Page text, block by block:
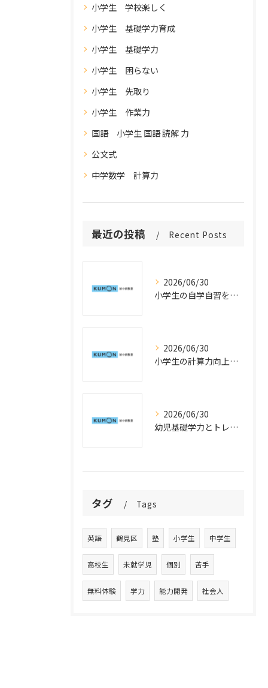
小学生 学校楽しく
小学生 基礎学力育成
小学生 基礎学力
小学生 困らない
小学生 先取り
小学生 作業力
国語 小学生 国語 読解 力
公文式
中学数学 計算力
最近の投稿 Recent Posts
2026/06/30
小学生の自学自習を育てる仕組みと公文式学習の活用法
2026/06/30
小学生の計算力向上指導で公文式学習を活用した速度アップの工夫
2026/06/30
幼児基礎学力とトレーニングを神奈川県横浜市鶴見区で始めるための公文式活用法と学力向上のポイント
タグ Tags
英語 鶴見区 塾 小学生 中学生
高校生 未就学児 個別 苦手
無料体験 学力 能力開発 社会人